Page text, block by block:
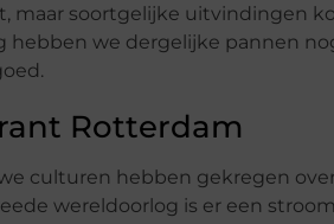
maar soortgelijke uitvindingen
hebben we dergelijke pannen
Rotterdam
culturen hebben gekregen
wereldoorlog is er een